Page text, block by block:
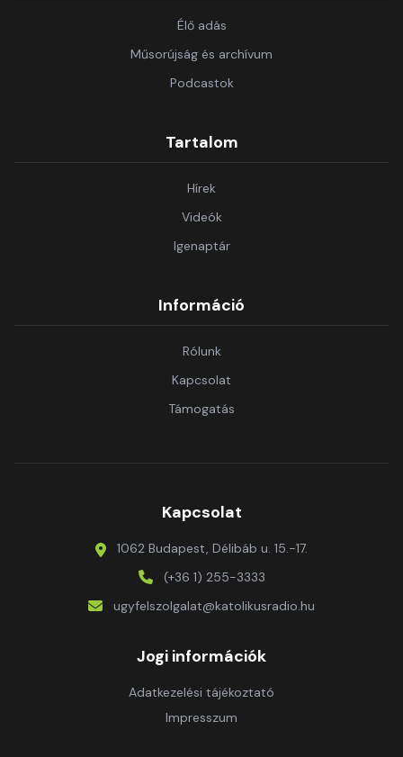
Élő adás
Műsorújság és archívum
Podcastok
Tartalom
Hírek
Videók
Igenaptár
Információ
Rólunk
Kapcsolat
Támogatás
Kapcsolat
1062 Budapest, Délibáb u. 15.-17.
(+36 1) 255-3333
ugyfelszolgalat@katolikusradio.hu
Jogi információk
Adatkezelési tájékoztató
Impresszum